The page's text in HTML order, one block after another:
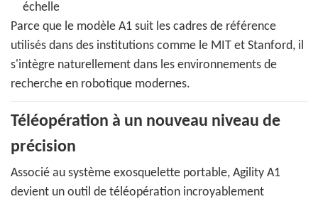
échelle
Parce que le modèle A1 suit les cadres de référence
utilisés dans des institutions comme le MIT et Stanford, il
s'intègre naturellement dans les environnements de
recherche en robotique modernes.
Téléopération à un nouveau niveau de
précision
Associé au système exosquelette portable, Agility A1
devient un outil de téléopération incroyablement